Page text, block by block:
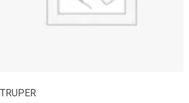
TRUPER